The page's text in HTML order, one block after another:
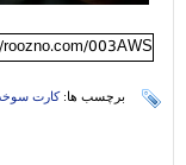
003AWS
برچسب ها:کارت‌